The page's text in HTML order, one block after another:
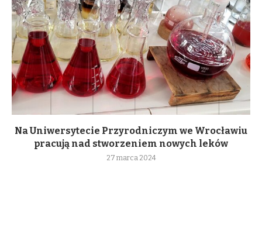
Na Uniwersytecie Przyrodniczym we Wrocławiu
pracują nad stworzeniem nowych leków
27 marca 2024